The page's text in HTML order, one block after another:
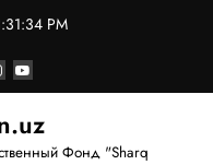
PM
Фонд "Sharq